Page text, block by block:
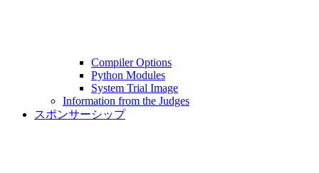
Compiler Options
Python Modules
System Trial Image
Information from the Judges
スポンサーシップ